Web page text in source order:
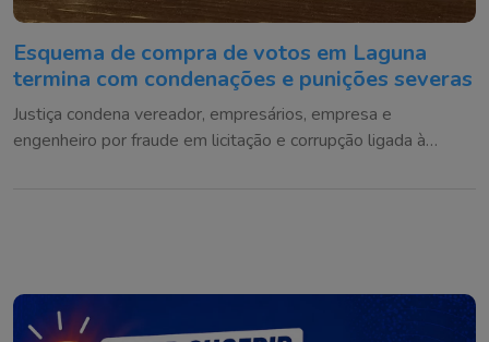
Esquema de compra de votos em Laguna
termina com condenações e punições severas
Justiça condena vereador, empresários, empresa e
engenheiro por fraude em licitação e corrupção ligada à